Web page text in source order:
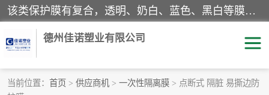
该类保护膜有复合，透明、奶白、蓝色、黑白等膜型。特高粘，高粘，中高粘，中粘，中低粘，低粘等。对于不同的粘力要求有相应的产品相适配。无胶渍残留污染。在较宽的收卷幅度下平整无皱纹，收卷长度大，利于机械化及自动化施工粘贴。为您的产品提供的表面保护解决方案。 产品广泛适用于：铝材、不锈钢、金属、塑料、电子、家电、家具、玻璃、化工材料、装饰材料等。
德州佳诺塑业有限公司
当前位置： 首页 > 供应商机 > 一次性隔离膜 > 点断式 隔脏 易撕边防